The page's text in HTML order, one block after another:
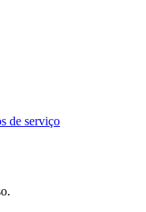
de serviço